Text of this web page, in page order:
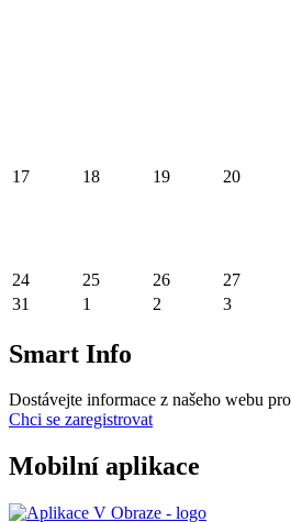
17 18 19 20
24 25 26 27
31
1 2 3
Smart Info
Dostávejte informace z našeho webu
Chci se zaregistrovat
Mobilní aplikace